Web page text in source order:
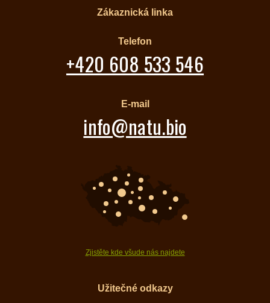
Zákaznická linka
Telefon
+420 608 533 546
E-mail
info@natu.bio
Zjistěte kde všude nás najdete
Užitečné odkazy